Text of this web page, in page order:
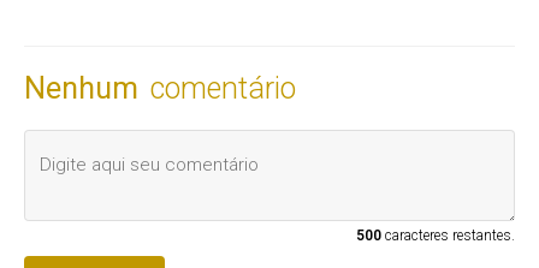
Nenhum comentário
500caracteres restantes.